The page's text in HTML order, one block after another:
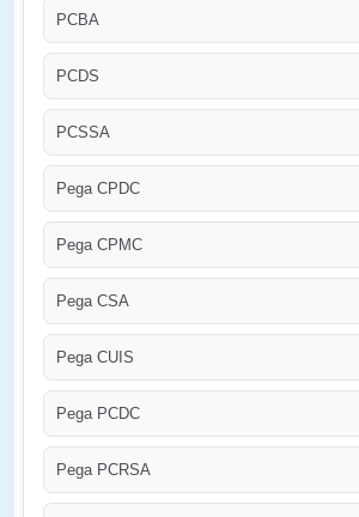
PCBA
PCDS
PCSSA
Pega CPDC
Pega CPMC
Pega CSA
Pega CUIS
Pega PCDC
Pega PCRSA